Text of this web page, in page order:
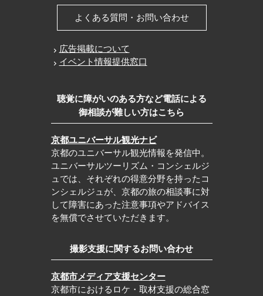
よくある質問・お問い合わせ
広告掲載について
イベント情報提供窓口
聴覚に障がいのある方など電話による
御相談が難しい方はこちら
京都ユニバーサル観光ナビ
京都のユニバーサル観光情報を発信中。
ユニバーサルツーリズム・コンシェルジ
ュでは、それぞれの得意分野を持ったコ
ンシェルジュが、京都の旅の相談事に対
して障害にあった注意事項やアドバイス
を無償でさせていただきます。
撮影支援に関するお問い合わせ
京都市メディア支援センター
京都市におけるロケ・取材支援の総合窓